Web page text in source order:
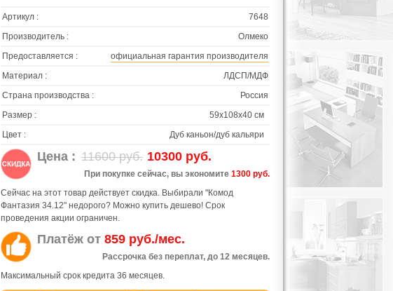
Артикул :
7648
Производитель :
Олмеко
Предоставляется :
официальная гарантия производителя
Материал :
ЛДСП/МДФ
Страна производства :
Россия
Размер :
59х108х40 см
Цвет :
Дуб каньон/дуб кальяри
Цена : 11600 руб. 10300 руб.
При покупке сейчас, вы экономите 1300 руб.
Сейчас на этот товар действует скидка. Выбирали "Комод
Фантазия 34.12" недорого? Можно купить дешево! Срок
проведения акции ограничен.
Платёж от 859 руб./мес.
Рассрочка без переплат, до 12 месяцев.
Максимальный срок кредита 36 месяцев.